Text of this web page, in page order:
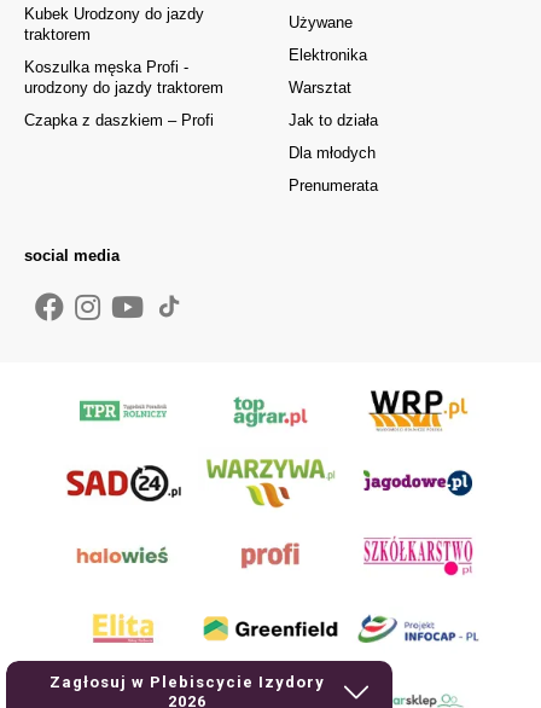
Zagłosuj w Plebiscycie Izydory
2026
Używane
Elektronika
Warsztat
Jak to działa
Dla młodych
Prenumerata
Kubek Urodzony do jazdy
traktorem
Koszulka męska Profi -
urodzony do jazdy traktorem
Czapka z daszkiem – Profi
social media